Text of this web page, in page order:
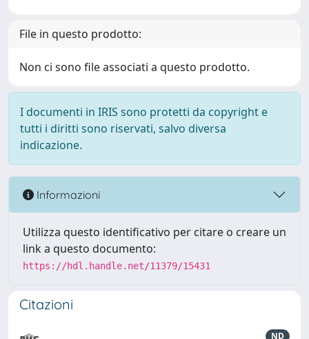
File in questo prodotto:
Non ci sono file associati a questo prodotto.
I documenti in IRIS sono protetti da copyright e
tutti i diritti sono riservati, salvo diversa
indicazione.
Informazioni
Utilizza questo identificativo per citare o creare un
link a questo documento:
https://hdl.handle.net/11379/15431
Citazioni
ND